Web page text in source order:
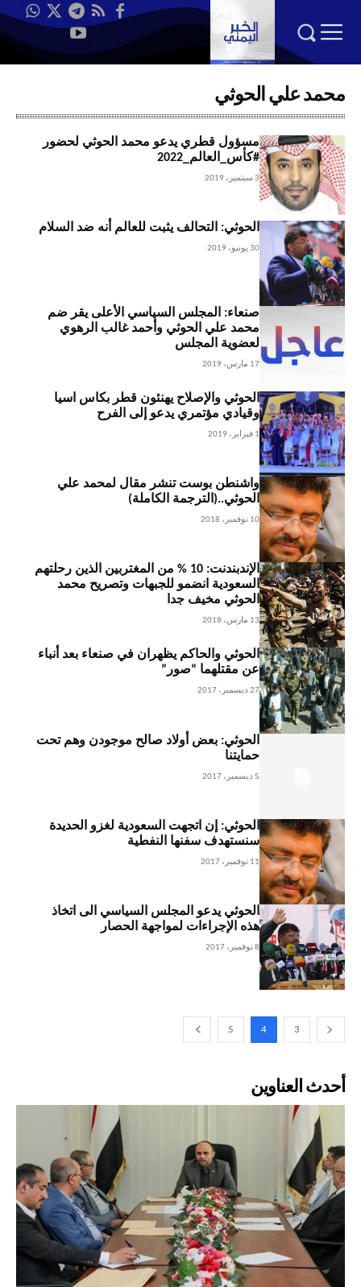
محمد علي الحوثي
مسؤول قطري يدعو محمد الحوثي لحضور
#كأس_العالم_2022
3 سبتمبر، 2019
الحوثي: التحالف يثبت للعالم أنه ضد السلام
30 يونيو، 2019
صنعاء: المجلس السياسي الأعلى يقر ضم
محمد علي الحوثي وأحمد غالب الرهوي
لعضوية المجلس
17 مارس، 2019
الحوثي والإصلاح يهنئون قطر بكاس اسيا
وقيادي مؤتمري يدعو إلى الفرح
1 فبراير، 2019
واشنطن بوست تنشر مقال لمحمد علي
الحوثي..(الترجمة الكاملة)
10 نوفمبر، 2018
الإندبندنت: 10 % من المغتربين الذين رحلتهم
السعودية انضمو للجبهات وتصريح محمد
الحوثي مخيف جدا
13 مارس، 2018
الحوثي والحاكم يظهران في صنعاء بعد أنباء
عن مقتلهما “صور”
27 ديسمبر، 2017
الحوثي: بعض أولاد صالح موجودن وهم تحت
حمايتنا
5 ديسمبر، 2017
الحوثي: إن اتجهت السعودية لغزو الحديدة
سنستهدف سفنها النفطية
11 نوفمبر، 2017
الحوثي يدعو المجلس السياسي الى اتخاذ
هذه الإجراءات لمواجهة الحصار
8 نوفمبر، 2017
3
4
5
أحدث العناوين